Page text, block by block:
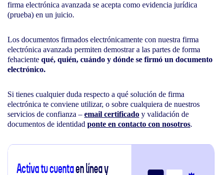
firma electrónica avanzada se acepta como evidencia jurídica
(prueba) en un juicio.
Los documentos firmados electrónicamente con nuestra firma
electrónica avanzada permiten demostrar a las partes de forma
fehaciente qué, quién, cuándo y dónde se firmó un documento
electrónico.
Si tienes cualquier duda respecto a qué solución de firma
electrónica te conviene utilizar, o sobre cualquiera de nuestros
servicios de confianza – email certificado y validación de
documentos de identidad ponte en contacto con nosotros.